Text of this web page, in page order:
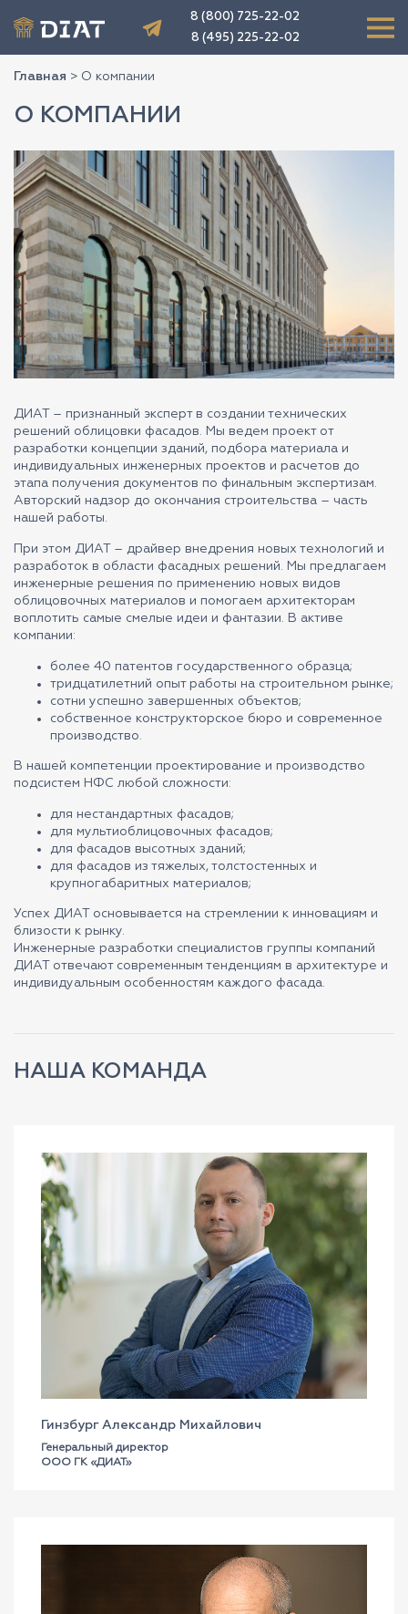
8 (800) 725-22-02
8 (495) 225-22-02
Главная > О компании
О КОМПАНИИ
ДИАТ – признанный эксперт в создании технических
решений облицовки фасадов. Мы ведем проект от
разработки концепции зданий, подбора материала и
индивидуальных инженерных проектов и расчетов до
этапа получения документов по финальным экспертизам.
Авторский надзор до окончания строительства – часть
нашей работы.
При этом ДИАТ – драйвер внедрения новых технологий и
разработок в области фасадных решений. Мы предлагаем
инженерные решения по применению новых видов
облицовочных материалов и помогаем архитекторам
воплотить самые смелые идеи и фантазии. В активе
компании:
более 40 патентов государственного образца;
тридцатилетний опыт работы на строительном рынке;
сотни успешно завершенных объектов;
собственное конструкторское бюро и современное
производство.
В нашей компетенции проектирование и производство
подсистем НФС любой сложности:
для нестандартных фасадов;
для мультиоблицовочных фасадов;
для фасадов высотных зданий;
для фасадов из тяжелых, толстостенных и
крупногабаритных материалов;
Успех ДИАТ основывается на стремлении к инновациям и
близости к рынку.
Инженерные разработки специалистов группы компаний
ДИАТ отвечают современным тенденциям в архитектуре и
индивидуальным особенностям каждого фасада.
НАША КОМАНДА
Гинзбург Александр Михайлович
Генеральный директор
ООО ГК «ДИАТ»